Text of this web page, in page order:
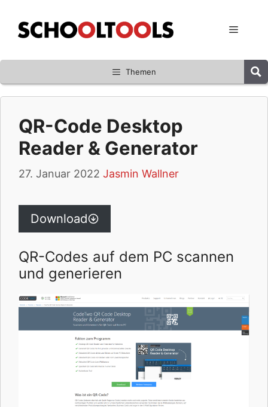
Inhalt
springen
Menü
Themen
QR-Code Desktop
Reader & Generator
27. Januar 2022 Jasmin Wallner
Download
QR-Codes auf dem PC scannen
und generieren